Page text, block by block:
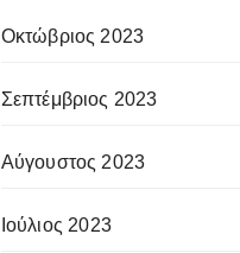
Οκτώβριος 2023
Σεπτέμβριος 2023
Αύγουστος 2023
Ιούλιος 2023